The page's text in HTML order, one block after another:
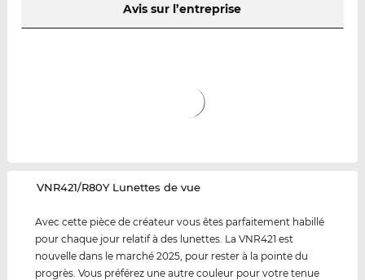
Avis sur l’entreprise
‌VNR421/R80Y Lunettes de vue
Avec cette pièce de créateur vous êtes parfaitement habillé
pour chaque jour relatif à des lunettes. La VNR421 est
nouvelle dans le marché 2025, pour rester à la pointe du
progrès. Vous préférez une autre couleur pour votre tenue